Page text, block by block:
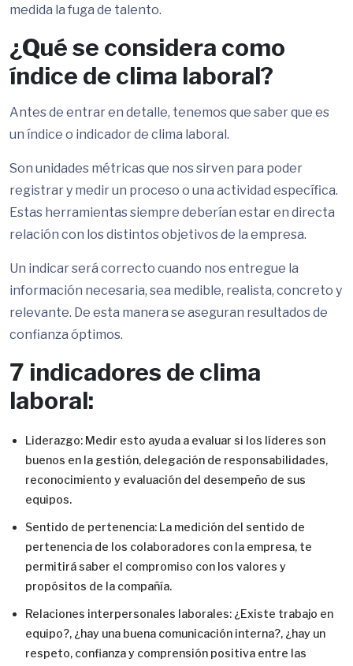
medida la fuga de talento.
¿Qué se considera como
índice de clima laboral?
Antes de entrar en detalle, tenemos que saber que es
un índice o indicador de clima laboral.
Son unidades métricas que nos sirven para poder
registrar y medir un proceso o una actividad específica.
Estas herramientas siempre deberían estar en directa
relación con los distintos objetivos de la empresa.
Un indicar será correcto cuando nos entregue la
información necesaria, sea medible, realista, concreto y
relevante. De esta manera se aseguran resultados de
confianza óptimos.
7 indicadores de clima
laboral:
Liderazgo: Medir esto ayuda a evaluar si los líderes son
buenos en la gestión, delegación de responsabilidades,
reconocimiento y evaluación del desempeño de sus
equipos.
Sentido de pertenencia: La medición del sentido de
pertenencia de los colaboradores con la empresa, te
permitirá saber el compromiso con los valores y
propósitos de la compañía.
Relaciones interpersonales laborales: ¿Existe trabajo en
equipo?, ¿hay una buena comunicación interna?, ¿hay un
respeto, confianza y comprensión positiva entre las